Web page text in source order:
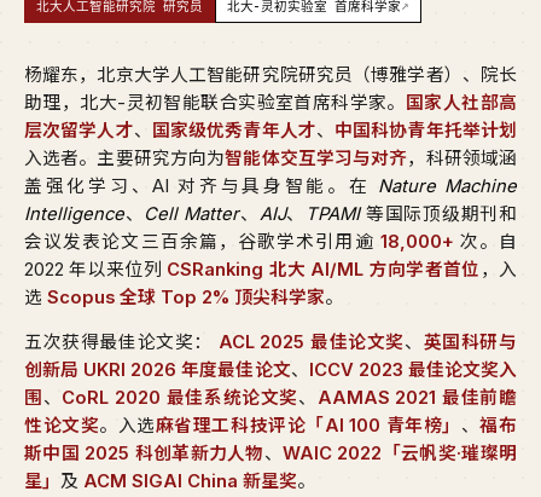
北大人工智能研究院 研究员 北大-灵初实验室 首席科学家↗
杨耀东，北京大学人工智能研究院研究员（博雅学者）、院长
助理，北大-灵初智能联合实验室首席科学家。
国家人社部高
层次留学人才、 国家级优秀青年人才、 中国科协青年托举计划
入选者。主要研究方向为智能体交互学习与对齐，科研领域涵
盖强化学习、AI 对齐与具身智能。在 Nature Machine
Intelligence、 Cell Matter、 AIJ、 TPAMI等国际顶级期刊和
会议发表论文三百余篇，谷歌学术引用逾 18,000+ 次。自
2022 年以来位列 CSRanking 北大 AI/ML 方向学者首位 ，入
选 Scopus 全球 Top 2% 顶尖科学家。
五次获得最佳论文奖： ACL 2025 最佳论文奖、 英国科研与
创新局 UKRI 2026 年度最佳论文、 ICCV 2023 最佳论文奖入
围 、 CoRL 2020 最佳系统论文奖、 AAMAS 2021 最佳前瞻
性论文奖。入选麻省理工科技评论「AI 100 青年榜」 、福布
斯中国 2025 科创革新力人物、WAIC 2022「云帆奖·璀璨明
星」 及 ACM SIGAI China 新星奖。